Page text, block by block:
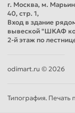
г. Москва, м.
40, стр. 1,
Вход в здание
вывеской "ШКАФ
2-й этаж по
odimart.ru © 2026
Типография. Печать